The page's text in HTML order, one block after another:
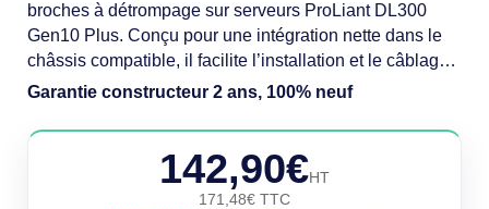
broches à détrompage sur serveurs ProLiant DL300
Gen10 Plus. Conçu pour une intégration nette dans le
châssis compatible, il facilite l’installation et le câblage
du module. Dimensions 214,9 x 305,1 x 35,1 mm, poids
spécifications du système serveur.
Garantie constructeur 2 ans, 100% neuf
142,90€HT
171,48€ TTC